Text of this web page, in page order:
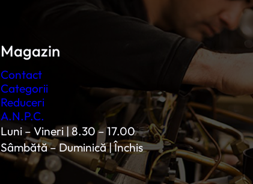
Magazin
Contact
Categorii
Reduceri
A.N.P.C.
Luni – Vineri | 8.30 – 17.00
Sâmbătă – Duminică | Închis